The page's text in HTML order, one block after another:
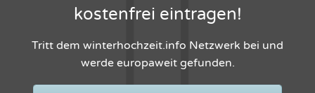
kostenfrei eintragen!
Tritt dem winterhochzeit.info Netzwerk bei und
werde europaweit gefunden.